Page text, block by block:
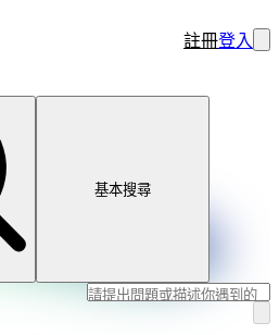
註冊登入
基本搜尋